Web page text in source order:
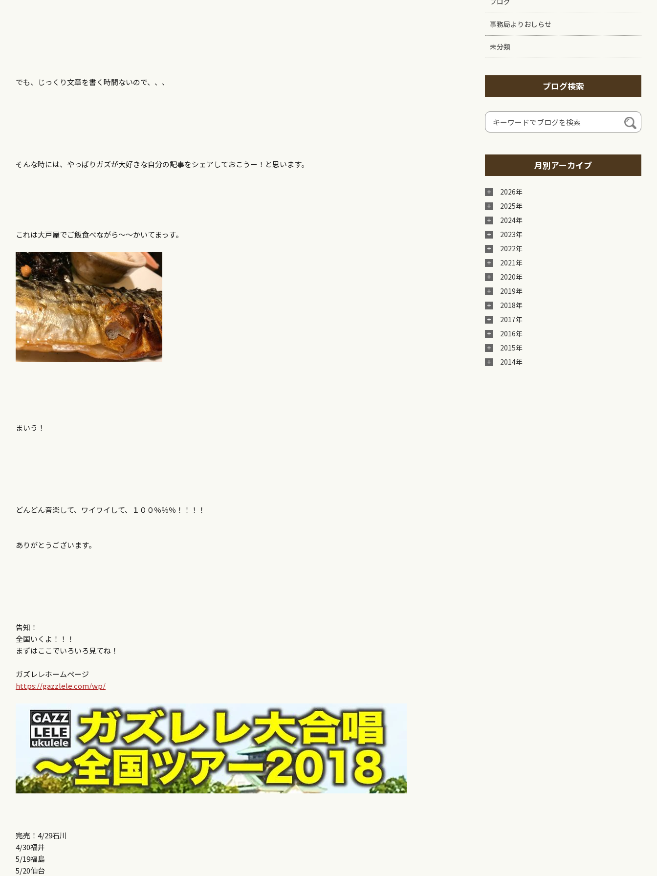
でも、じっくり文章を書く時間ないので、、、
そんな時には、やっぱりガズが大好きな自分の記事をシェアしておこうー！と思います。
これは大戸屋でご飯食べながら〜〜かいてまっす。
まいう！
どんどん音楽して、ワイワイして、１００％％％！！！！
ありがとうございます。
告知！
全国いくよ！！！
まずはここでいろいろ見てね！
ガズレレホームページ
https://gazzlele.com/wp/
完売！4/29石川
4/30福井
5/19福島
5/20仙台
事務局よりおしらせ
未分類
ブログ検索
月別アーカイブ
2026年
2025年
2024年
2023年
2022年
2021年
2020年
2019年
2018年
2017年
2016年
2015年
2014年